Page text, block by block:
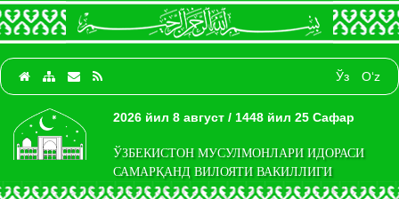
Ўз O‘z
2026 йил 8 август / 1448 йил 25 Сафар
ЎЗБЕКИСТОН МУСУЛМОНЛАРИ ИДОРАСИ
САМАРҚАНД ВИЛОЯТИ ВАКИЛЛИГИ